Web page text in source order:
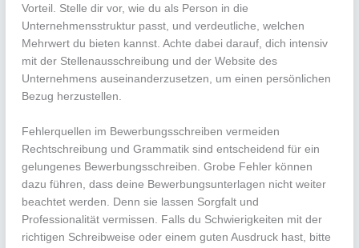
Vorteil. Stelle dir vor, wie du als Person in die
Unternehmensstruktur passt, und verdeutliche, welchen
Mehrwert du bieten kannst. Achte dabei darauf, dich intensiv
mit der Stellenausschreibung und der Website des
Unternehmens auseinanderzusetzen, um einen persönlichen
Bezug herzustellen.
Fehlerquellen im Bewerbungsschreiben vermeiden
Rechtschreibung und Grammatik sind entscheidend für ein
gelungenes Bewerbungsschreiben. Grobe Fehler können
dazu führen, dass deine Bewerbungsunterlagen nicht weiter
beachtet werden. Denn sie lassen Sorgfalt und
Professionalität vermissen. Falls du Schwierigkeiten mit der
richtigen Schreibweise oder einem guten Ausdruck hast, bitte